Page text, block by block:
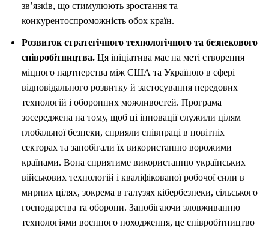
зв’язків, що стимулюють зростання та
конкурентоспроможність обох країн.
Розвиток стратегічного технологічного та безпекового
співробітництва. Ця ініціатива має на меті створення
міцного партнерства між США та Україною в сфері
відповідального розвитку й застосування передових
технологій і оборонних можливостей. Програма
зосереджена на тому, щоб ці інновації служили цілям
глобальної безпеки, сприяли співпраці в новітніх
секторах та запобігали їх використанню ворожими
країнами. Вона сприятиме використанню українських
військових технологій і кваліфікованої робочої сили в
мирних цілях, зокрема в галузях кібербезпеки, сільського
господарства та оборони. Запобігаючи зловживанню
технологіями воєнного походження, це співробітництво